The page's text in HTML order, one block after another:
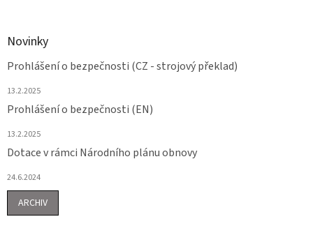
Novinky
Prohlášení o bezpečnosti (CZ - strojový překlad)
13.2.2025
Prohlášení o bezpečnosti (EN)
13.2.2025
Dotace v rámci Národního plánu obnovy
24.6.2024
ARCHIV